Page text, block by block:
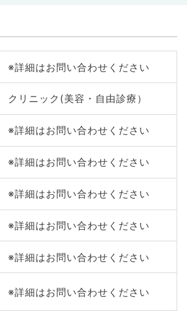
※詳細はお問い合わせください
クリニック(美容・自由診療）
※詳細はお問い合わせください
※詳細はお問い合わせください
※詳細はお問い合わせください
※詳細はお問い合わせください
※詳細はお問い合わせください
※詳細はお問い合わせください